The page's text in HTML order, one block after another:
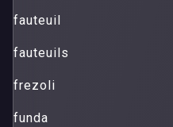
fauteuil
fauteuils
frezoli
funda